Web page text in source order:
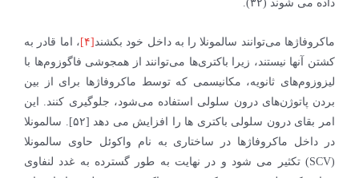
داده می شوند (۳۲).
ماکروفاژها می‌توانند سالمونلا را به داخل خود بکشند [۴]
، اما قادر به
کشتن آنها نیستند، زیرا باکتری‌ها می‌توانند از همجوشی فاگوزوم‌ها با
لیزوزوم‌های ثانویه، مکانیسمی که توسط ماکروفاژها برای از بین
بردن پاتوژن‌های درون سلولی استفاده می‌شود، جلوگیری کنند. این
امر بقای درون سلولی باکتری ها را افزایش می دهد [۵۲]. سالمونلا
در داخل ماکروفاژها در ساختاری به نام واکوئل حاوی سالمونلا
(SCV) تکثیر می شود و در نهایت به طور گسترده به غدد لنفاوی